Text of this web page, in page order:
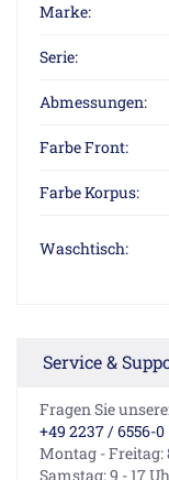
Marke:
Serie:
Abmessungen:
Farbe Front:
Farbe Korpus:
Waschtisch:
Service &
Fragen Sie
+49 2237 / 6556-0
Montag - Freitag:
Samstag: 9 - 17